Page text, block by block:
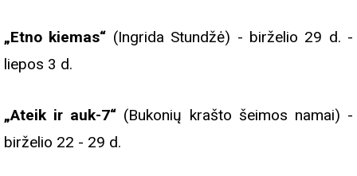
„Etno kiemas“ (Ingrida Stundžė) - birželio 29 d. -
liepos 3 d.
„Ateik ir auk-7“ (Bukonių krašto šeimos namai) -
birželio 22 - 29 d.